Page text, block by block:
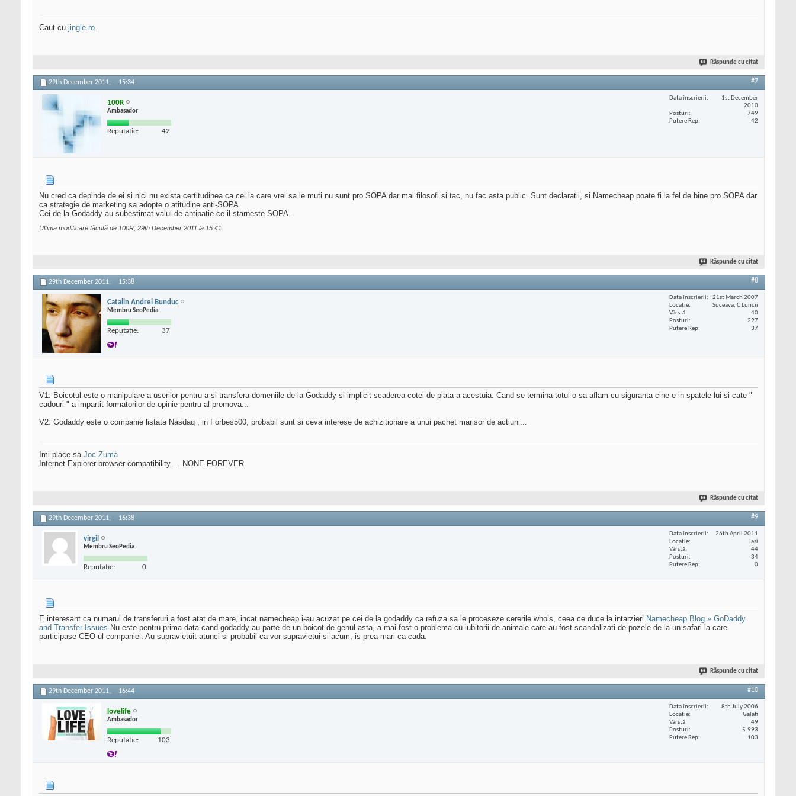
Caut cu jingle.ro.
Răspunde cu citat
29th December 2011, 15:34 #7
100R
Ambasador
Reputatie: 42
Data înscrierii
1st December
2010
Posturi
749
Putere Rep
42
Nu cred ca depinde de ei si nici nu exista certitudinea ca cei la care vrei sa le muti nu sunt pro SOPA dar mai filosofi si tac, nu fac asta public. Sunt declaratii, si Namecheap poate fi la fel de bine pro SOPA dar
ca strategie de marketing sa adopte o atitudine anti-SOPA.
Cei de la Godaddy au subestimat valul de antipatie ce il starneste SOPA.
Ultima modificare făcută de 100R; 29th December 2011 la 15:41
Răspunde cu citat
29th December 2011, 15:38 #8
Catalin Andrei Bunduc
Membru SeoPedia
Reputatie: 37
Data înscrierii
21st March 2007
Locaţie
Suceava, C Luncii
Vârstă
40
Posturi
297
Putere Rep
37
V1: Boicotul este o manipulare a userilor pentru a-si transfera domeniile de la Godaddy si implicit scaderea cotei de piata a acestuia. Cand se termina totul o sa aflam cu siguranta cine e in spatele lui si cate "
cadouri " a impartit formatorilor de opinie pentru al promova...
V2: Godaddy este o companie listata Nasdaq , in Forbes500, probabil sunt si ceva interese de achizitionare a unui pachet marisor de actiuni...
Imi place sa Joc Zuma
Internet Explorer browser compatibility ... NONE FOREVER
Răspunde cu citat
29th December 2011, 16:38 #9
virgil
Membru SeoPedia
Reputatie: 0
Data înscrierii
26th April 2011
Locaţie
Iasi
Vârstă
44
Posturi
34
Putere Rep
0
E interesant ca numarul de transferuri a fost atat de mare, incat namecheap i-au acuzat pe cei de la godaddy ca refuza sa le proceseze cererile whois, ceea ce duce la intarzieri Namecheap Blog » GoDaddy
and Transfer Issues Nu este pentru prima data cand godaddy au parte de un boicot de genul asta, a mai fost o problema cu iubitorii de animale care au fost scandalizati de pozele de la un safari la care
participase CEO-ul companiei. Au supravietuit atunci si probabil ca vor supravietui si acum, is prea mari ca cada.
Răspunde cu citat
29th December 2011, 16:44 #10
lovelife
Ambasador
Reputatie: 103
Data înscrierii
8th July 2006
Locaţie
Galati
Vârstă
49
Posturi
5.993
Putere Rep
103